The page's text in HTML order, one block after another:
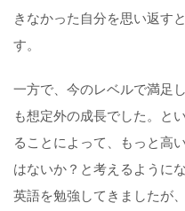
きなかった自分を思い返す
す。
一方で、今のレベルで満足
も想定外の成長でした。と
ることによって、もっと高
はないか？と考えるように
英語を勉強してきましたが